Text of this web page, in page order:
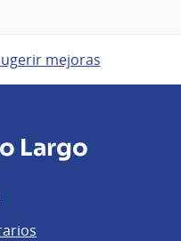
mejoras
Largo